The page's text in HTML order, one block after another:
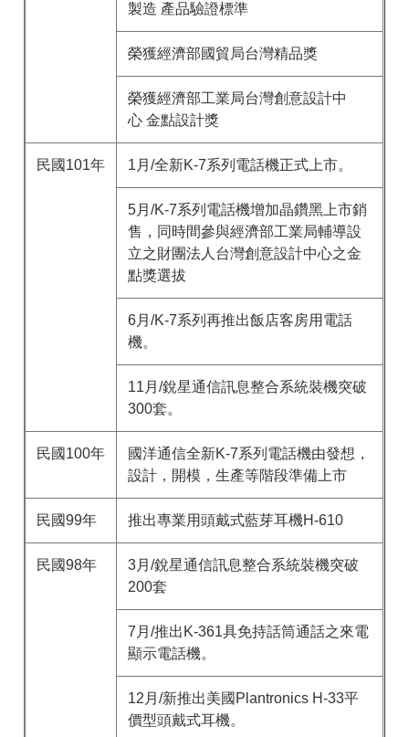
製造 產品驗證標準
榮獲經濟部國貿局台灣精品獎
榮獲經濟部工業局台灣創意設計中
心 金點設計獎
民國101年 1月/全新K-7系列電話機正式上市。
5月/K-7系列電話機增加晶鑽黑上市銷
售，同時間參與經濟部工業局輔導設
立之財團法人台灣創意設計中心之金
點獎選拔
6月/K-7系列再推出飯店客房用電話
機。
11月/銳星通信訊息整合系統裝機突破
300套。
民國100年
國洋通信全新K-7系列電話機由發想，
設計，開模，生產等階段準備上市
民國99年 推出專業用頭戴式藍芽耳機H-610
民國98年
3月/銳星通信訊息整合系統裝機突破
200套
7月/推出K-361具免持話筒通話之來電
顯示電話機。
12月/新推出美國Plantronics H-33平
價型頭戴式耳機。